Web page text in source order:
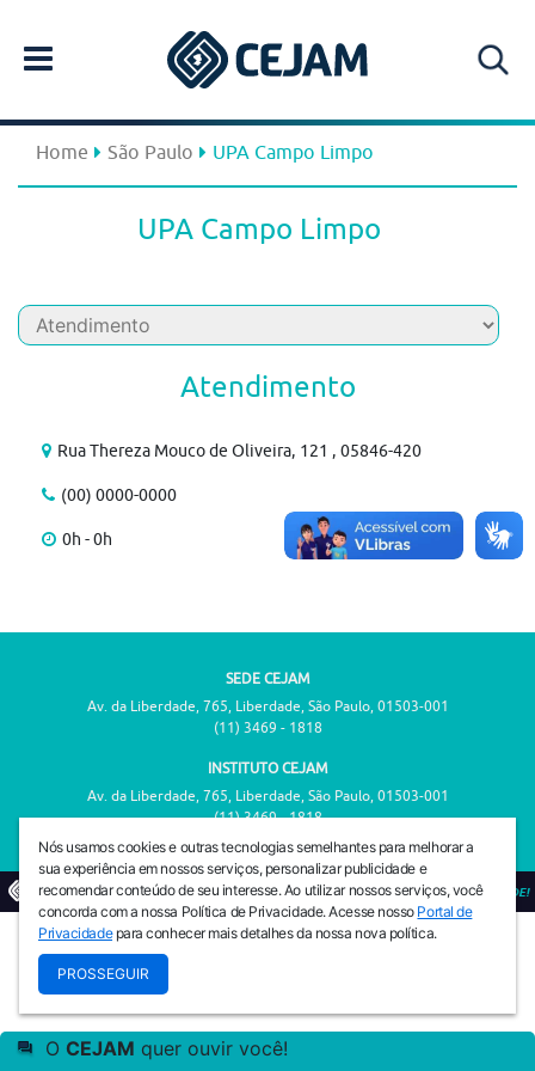
Home São Paulo UPA Campo Limpo
UPA Campo Limpo
Atendimento
Rua Thereza Mouco de Oliveira, 121 , 05846-420
(00) 0000-0000
0h - 0h
SEDE CEJAM
Av. da Liberdade, 765, Liberdade, São Paulo, 01503-001
(11) 3469 - 1818
INSTITUTO CEJAM
Av. da Liberdade, 765, Liberdade, São Paulo, 01503-001
(11) 3469 - 1818
© 2026 PREVENIR É VIVER COM QUALIDADE!
Nós usamos cookies e outras tecnologias semelhantes para melhorar a
sua experiência em nossos serviços, personalizar publicidade e
recomendar conteúdo de seu interesse. Ao utilizar nossos serviços, você
concorda com a nossa Política de Privacidade. Acesse nosso Portal de
Privacidadepara conhecer mais detalhes da nossa nova política.
PROSSEGUIR
O CEJAM quer ouvir você!